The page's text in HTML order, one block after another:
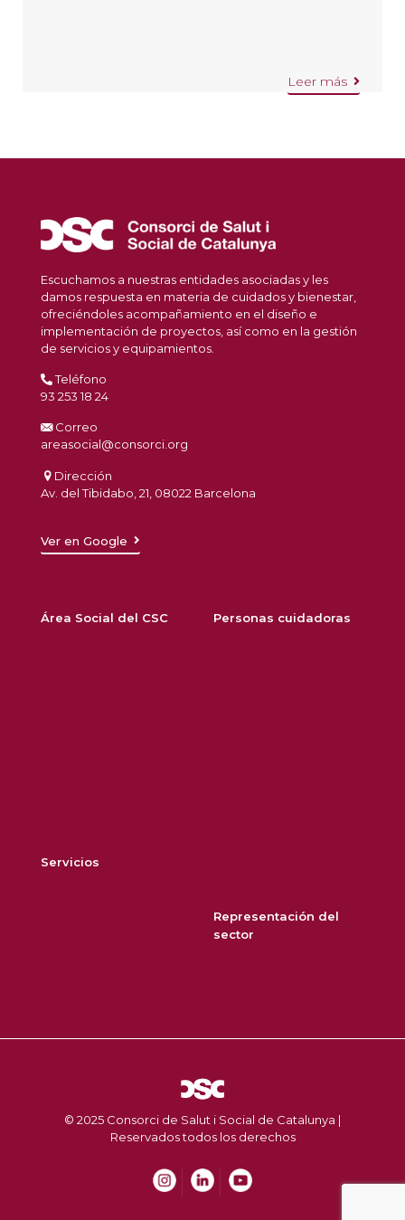
Leer más
Escuchamos a nuestras entidades asociadas y les
damos respuesta en materia de cuidados y bienestar,
ofreciéndoles acompañamiento en el diseño e
implementación de proyectos, así como en la gestión
de servicios y equipamientos.
Teléfono
93 253 18 24
Correo
areasocial@consorci.org
Dirección
Av. del Tibidabo, 21, 08022 Barcelona
Ver en Google
Área Social del CSC
Servicios
Personas cuidadoras
Representación del
sector
© 2025 Consorci de Salut i Social de Catalunya |
Reservados todos los derechos